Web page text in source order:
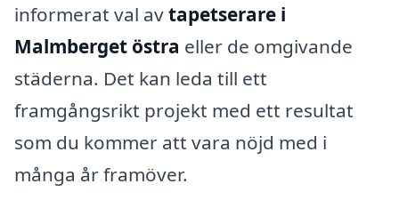
informerat val avtapetserare i
Malmberget östra eller de omgivande
städerna. Det kan leda till ett
framgångsrikt projekt med ett resultat
som du kommer att vara nöjd med i
många år framöver.